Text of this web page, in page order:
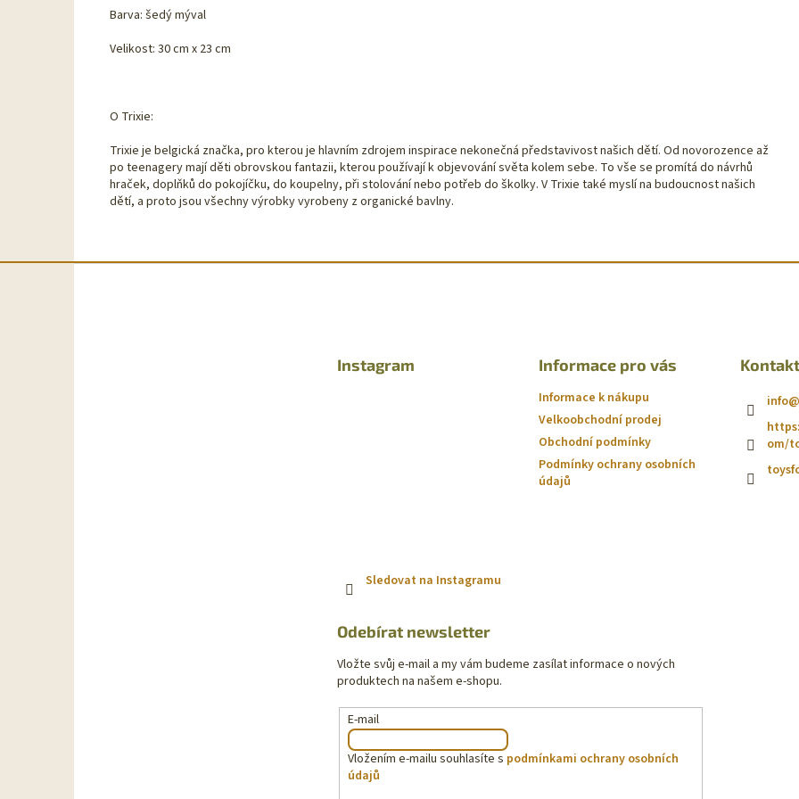
Barva: šedý mýval
Velikost: 30 cm x 23 cm
O Trixie:
Trixie je belgická značka, pro kterou je hlavním zdrojem inspirace nekonečná představivost našich dětí. Od novorozence až
po teenagery mají děti obrovskou fantazii, kterou používají k objevování světa kolem sebe. To vše se promítá do návrhů
hraček, doplňků do pokojíčku, do koupelny, při stolování nebo potřeb do školky. V Trixie také myslí na budoucnost našich
dětí, a proto jsou všechny výrobky vyrobeny z organické bavlny.
Instagram
Sledovat na Instagramu
Informace pro vás
Informace k nákupu
Velkoobchodní prodej
Obchodní podmínky
Podmínky ochrany osobních
údajů
Kontakt
info@
om/
Odebírat newsletter
Vložte svůj e-mail a my vám budeme zasílat informace o nových
produktech na našem e-shopu.
E-mail
Vložením e-mailu souhlasíte s podmínkami ochrany osobních
údajů